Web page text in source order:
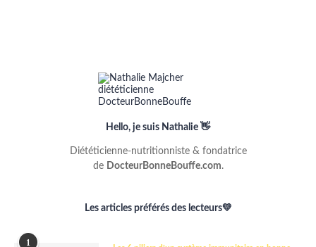
Hello, je suis Nathalie 👋
Diététicienne-nutritionniste & fondatrice
de DocteurBonneBouffe.com.
Les articles préférés des lecteurs💛
1